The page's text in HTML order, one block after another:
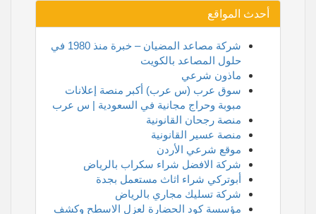
أحدث المواقع
شركة مصاعد المضيان – خبرة منذ 1980 في
حلول المصاعد بالكويت
ماذون شرعي
سوق عرب (س عرب) أكبر منصة إعلانات
مبوبة وحراج مجانية في السعودية | س عرب
منصة رجحان القانونية
منصة عسير القانونية
موقع شرعي الأردن
شركة الافضل شراء سكراب بالرياض
أبوتركي شراء اثاث مستعمل بجدة
شركة تسليك مجاري بالرياض
مؤسسة كود الحضارة لعزل الاسطح وكشف